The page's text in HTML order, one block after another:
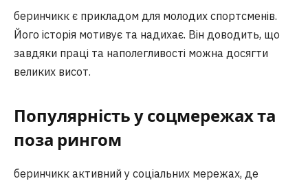
беринчикк є прикладом для молодих спортсменів.
Його історія мотивує та надихає. Він доводить, що
завдяки праці та наполегливості можна досягти
великих висот.
Популярність у соцмережах та
поза рингом
беринчикк активний у соціальних мережах, де